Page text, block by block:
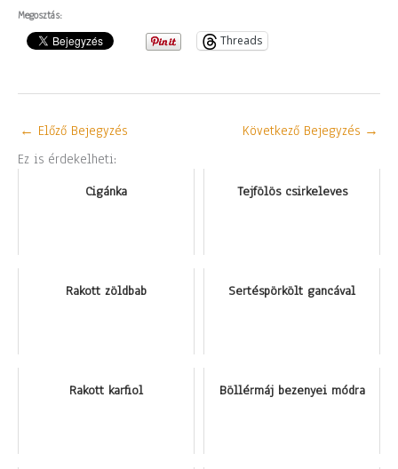
Megosztás:
Threads
← Előző Bejegyzés Következő Bejegyzés →
Ez is érdekelheti:
Cigánka Tejfölös csirkeleves
Rakott zöldbab Sertéspörkölt gancával
Rakott karfiol Böllérmáj bezenyei módra